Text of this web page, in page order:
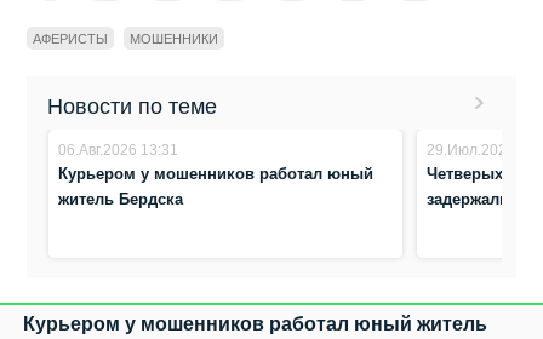
АФЕРИСТЫ МОШЕННИКИ
Новости по теме
06.Авг.2026 13:31
Курьером у мошенников работал юный
житель Бердска
29.Июл.2026
Четверых
задержали
Курьером у мошенников работал юный житель